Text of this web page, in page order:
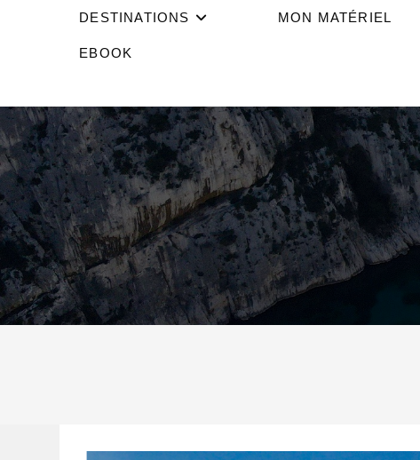
DESTINATIONS MON MATÉRIEL
EBOOK